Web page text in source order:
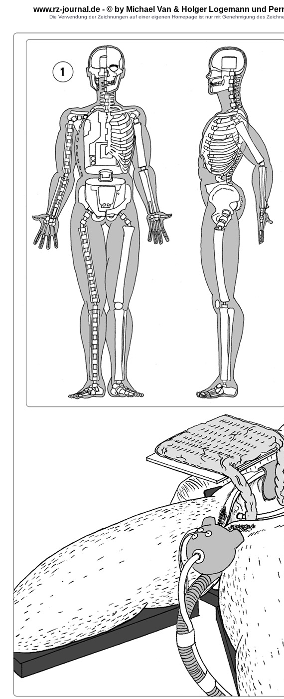
www.rz-journal.de - © by Michael Van & Holger Logemann und
Die Verwendung der Zeichnungen auf einer eigenen Homepage ist nur mit Genehmigung des